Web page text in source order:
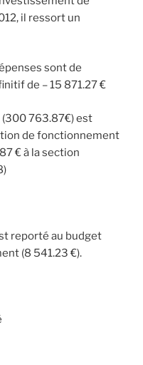
il ressort un
sont de
de – 15 871.27 €
763.87€) est
de fonctionnement
€ à la section
reporté au budget
(8 541.23 €).